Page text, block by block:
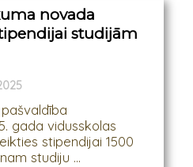
novada
studijām
gada vidusskolas
stipendijai 1500
studiju ...